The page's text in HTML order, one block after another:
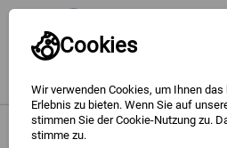
Cookies
Wir verwenden Cookies, um Ihnen
Erlebnis zu bieten. Wenn Sie auf
stimmen Sie der Cookie-Nutzung zu.
stimme zu.
GoldSonderausgaben 999 Feinsilber